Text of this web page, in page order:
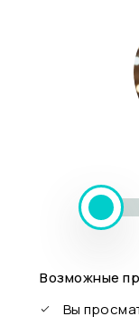
Возможные
Вы